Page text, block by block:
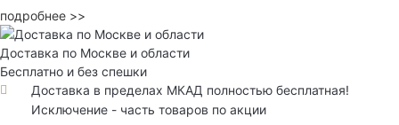
подробнее >>
Доставка по Москве и области
Бесплатно и без спешки
Доставка в пределах МКАД полностью бесплатная!
Исключение - часть товаров по акции